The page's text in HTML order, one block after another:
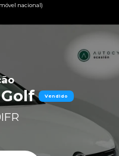
nacional)
Vendido